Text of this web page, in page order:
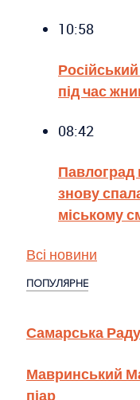
10:58
під час
08:42
Павлоград
знову
міському
Всі новини
ПОПУЛЯРНЕ
Самарська
Мавринський
піар